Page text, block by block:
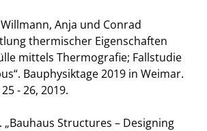
Anja und Conrad
thermischer Eigenschaften
mittels Thermografie; Fallstudie
Bauphysiktage 2019 in Weimar.
- 26, 2019.
„Bauhaus Structures – Designing